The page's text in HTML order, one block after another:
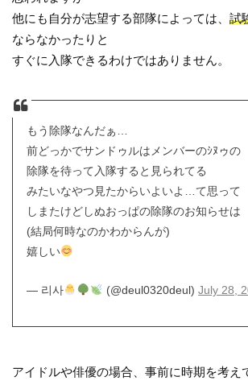
他にも自分が志望する部隊によっては、試
ならなかったりと
すぐに入隊できるわけではありません。
もう除隊なんだぁ…
前どっかでサンドゥルはメンバーのｼﾇゥの
除隊を待って入隊すると見られてる
みたいなやつ見たからいよいよ…て思って
しまたけどしぬおっぱの除隊のお知らせは
(結局何時なのかわからんが)
嬉しい
— 리사 (@deul0320deul)July 28,
アイドルや俳優の場合、事前に時期を考え